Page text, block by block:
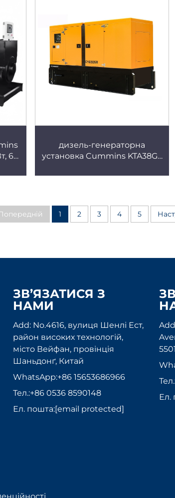
дизель-генератор Cummins
60
дизель-генераторна
установка Cummins KTA38G5
трьохфазна генераторна
1 2 3 4 5
ЗВ’ЯЗАТИСЯ З
НАМИ
Add: No.4616, вулиця Шенлі Ест,
район високих технологій,
місто Вейфан, провінція
Шаньдонґ, Китай
WhatsApp:+86 15653686966
Тел.:+86 0536 8590148
Ел. пошта:[email protected]
Ел.